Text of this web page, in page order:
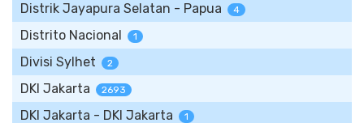
Distrik Jayapura Selatan - Papua 4
Distrito Nacional 1
Divisi Sylhet 2
DKI Jakarta 2693
DKI Jakarta - DKI Jakarta 1